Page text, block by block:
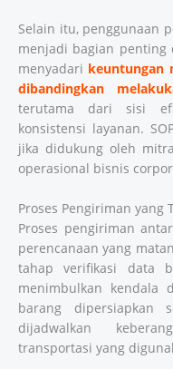
Selain itu, penggunaan
menjadi bagian penting
menyadari keuntungan
dibandingkan
terutama dari sisi
konsistensi layanan.
jika didukung oleh
operasional bisnis
Proses Pengiriman yang
Proses pengiriman
perencanaan yang
tahap verifikasi data
menimbulkan kendala
barang dipersiapkan
dijadwalkan
transportasi yang